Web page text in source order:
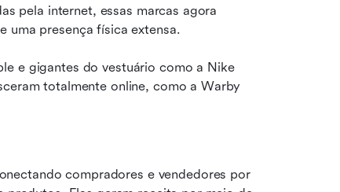
pela internet, essas marcas agora
uma presença física extensa.
e gigantes do vestuário como a Nike
totalmente online, como a Warby
compradores e vendedores por